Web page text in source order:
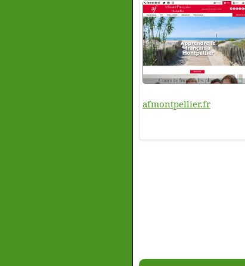
afmontpellier.fr